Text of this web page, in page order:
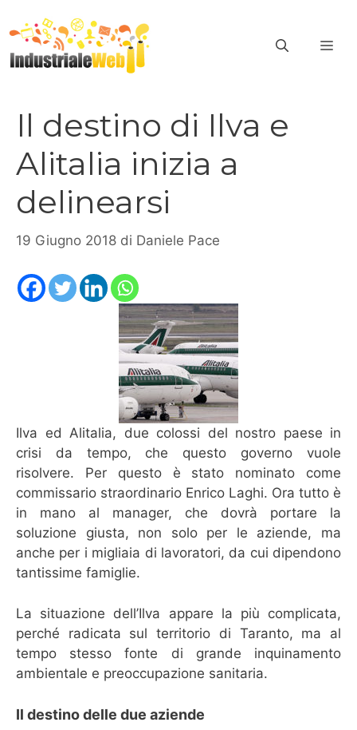
al
contenuto
Il destino di Ilva e
Alitalia inizia a
delinearsi
19 Giugno 2018 di Daniele Pace
Ilva ed Alitalia, due colossi del nostro paese in
crisi da tempo, che questo governo vuole
risolvere. Per questo è stato nominato come
commissario straordinario Enrico Laghi. Ora tutto è
in mano al manager, che dovrà portare la
soluzione giusta, non solo per le aziende, ma
anche per i migliaia di lavoratori, da cui dipendono
tantissime famiglie.
La situazione dell’Ilva appare la più complicata,
perché radicata sul territorio di Taranto, ma al
tempo stesso fonte di grande inquinamento
ambientale e preoccupazione sanitaria.
Il destino delle due aziende